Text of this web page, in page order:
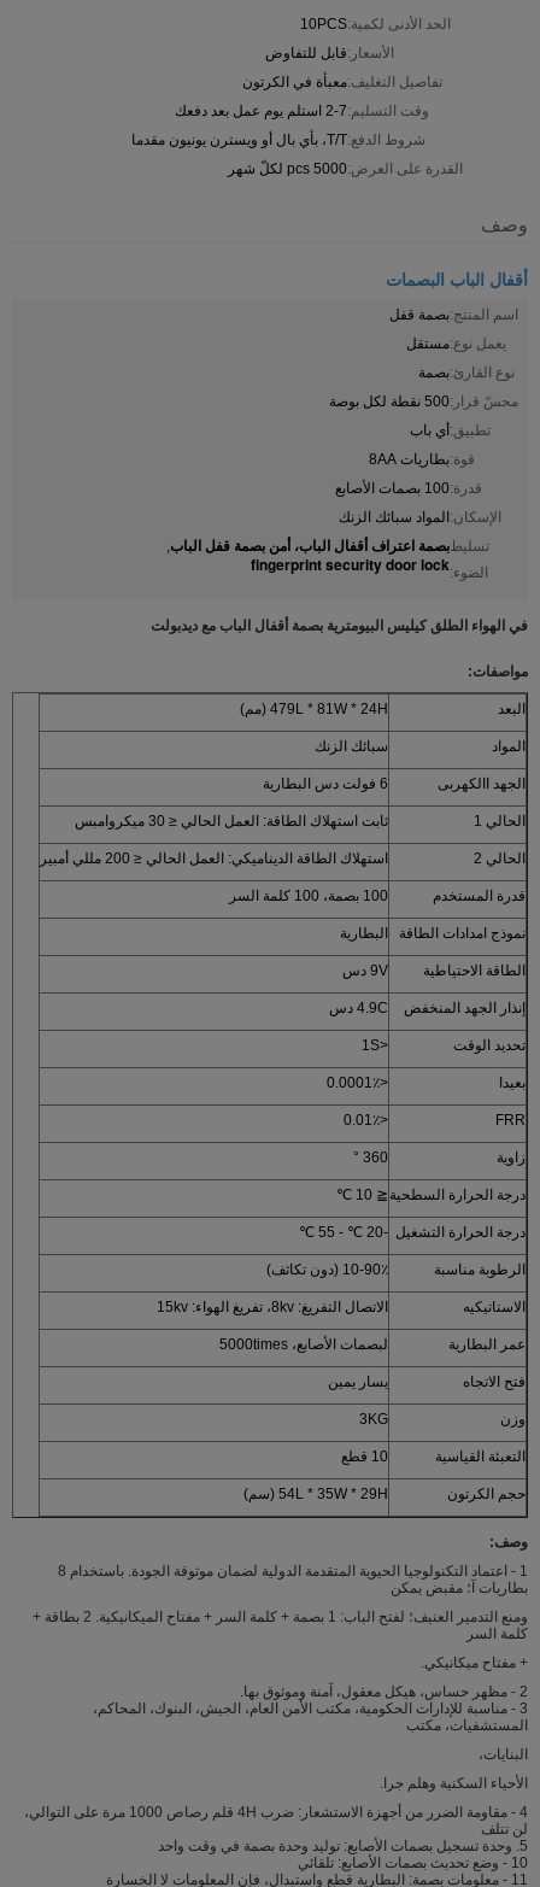
الحد الأدنى لكمية:10PCS
الأسعار:قابل للتفاوض
تفاصيل التغليف:معبأة في الكرتون
وقت التسليم:2-7 استلم يوم عمل بعد دفعك
شروط الدفع:T/T، بأي بال أو ويسترن يونيون مقدما
القدرة على العرض:5000 pcs لكلّ شهر
وصف
أقفال الباب البصمات
اسم المنتج:بصمة قفل
يعمل نوع:مستقل
نوع القارئ:بصمة
محسّ قرار:500 نقطة لكل بوصة
تطبيق:أي باب
قوة:بطاريات 8AA
قدرة:100 بصمات الأصابع
الإسكان:المواد سبائك الزنك
تسليط
الضوء:
بصمة اعتراف أقفال الباب، أمن بصمة قفل الباب,
fingerprint security door lock
في الهواء الطلق كيليس البيومترية بصمة أقفال الباب مع ديدبولت
مواصفات:
البعد 479L * 81W * 24H (مم)
المواد سبائك الزنك
الجهد االكهربى 6 فولت دس البطارية
الحالي 1 ثابت استهلاك الطاقة: العمل الحالي ≤ 30 ميكروامبس
الحالي 2 استهلاك الطاقة الديناميكي: العمل الحالي ≤ 200 مللي أمبير
قدرة المستخدم 100 بصمة، 100 كلمة السر
نموذج امدادات الطاقة البطارية
الطاقة الاحتياطية 9V دس
إنذار الجهد المنخفض 4.9C دس
تحديد الوقت <1S
بعيدا <0.0001٪
FRR <0.01٪
زاوية 360 °
درجة الحرارة السطحية ≦ 10 ℃
درجة الحرارة التشغيل -20 ℃ - 55 ℃
الرطوبة مناسبة 10-90٪ (دون تكاثف)
الاستاتيكيه الاتصال التفريغ: 8kv، تفريغ الهواء: 15kv
عمر البطارية لبصمات الأصابع، 5000times
فتح الاتجاه يسار يمين
وزن 3KG
التعبئة القياسية 10 قطع
حجم الكرتون 54L * 35W * 29H (سم)
وصف:
1 - اعتماد التكنولوجيا الحيوية المتقدمة الدولية لضمان موثوقة الجودة. باستخدام 8
بطاريات آ؛ مقبض يمكن
ومنع التدمير العنيف؛ لفتح الباب: 1 بصمة + كلمة السر + مفتاح الميكانيكية. 2 بطاقة +
كلمة السر
+ مفتاح ميكانيكي.
2 - مظهر حساس، هيكل معقول، آمنة وموثوق بها.
3 - مناسبة للإدارات الحكومية، مكتب الأمن العام، الجيش، البنوك، المحاكم،
المستشفيات، مكتب
البنايات،
الأحياء السكنية وهلم جرا.
4 - مقاومة الضرر من أجهزة الاستشعار: ضرب 4H قلم رصاص 1000 مرة على التوالي،
لن تتلف
5. وحدة تسجيل بصمات الأصابع: توليد وحدة بصمة في وقت واحد
10 - وضع تحديث بصمات الأصابع: تلقائي
11 - معلومات بصمة: البطارية قطع واستبدال، فإن المعلومات لا الخسارة